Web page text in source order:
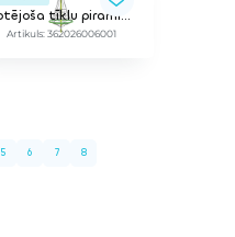
Rotējoša tīklu piramīda
Artikuls: 362026006001
5 6 7 8